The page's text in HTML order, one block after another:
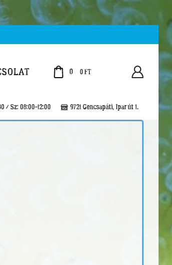
0 0FT
/ Sz: 08:00-12:00 9721 Gencsapáti, Ipar út 1.